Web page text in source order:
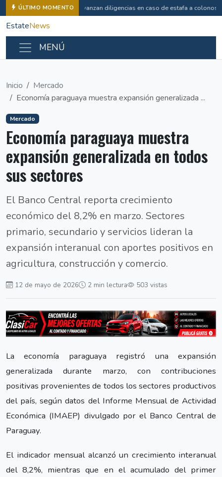
ÚLTIMO MOMENTO Avanzan diligencias en caso de estafa a colonos
EstateNews
MENÚ
Inicio
Mercado
Economía paraguaya muestra expansión generalizada ...
Mercado
Economía paraguaya muestra
expansión generalizada en todos
sus sectores
El Banco Central reporta crecimiento
económico del 8,2% en marzo. Sectores
primario, secundario y servicios lideran la
expansión interanual con aportes positivos en
agricultura, construcción y comercio.
12 de mayo de 2026 2 min lectura 503 vistas
La economía paraguaya registró una expansión
generalizada durante marzo, con contribuciones
positivas provenientes de todos los sectores productivos
del país, según datos del Informe Mensual de Actividad
Económica (IMAEP) divulgado por el Banco Central de
Paraguay.
El indicador mensual alcanzó un crecimiento interanual
del 8,2%, mientras que en el acumulado del primer